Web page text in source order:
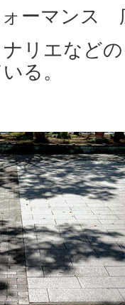
ォーマンス
リエなど
る。